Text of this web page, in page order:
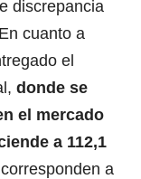
discrepancia
cuanto a
el
donde se
el mercado
a 112,1
a